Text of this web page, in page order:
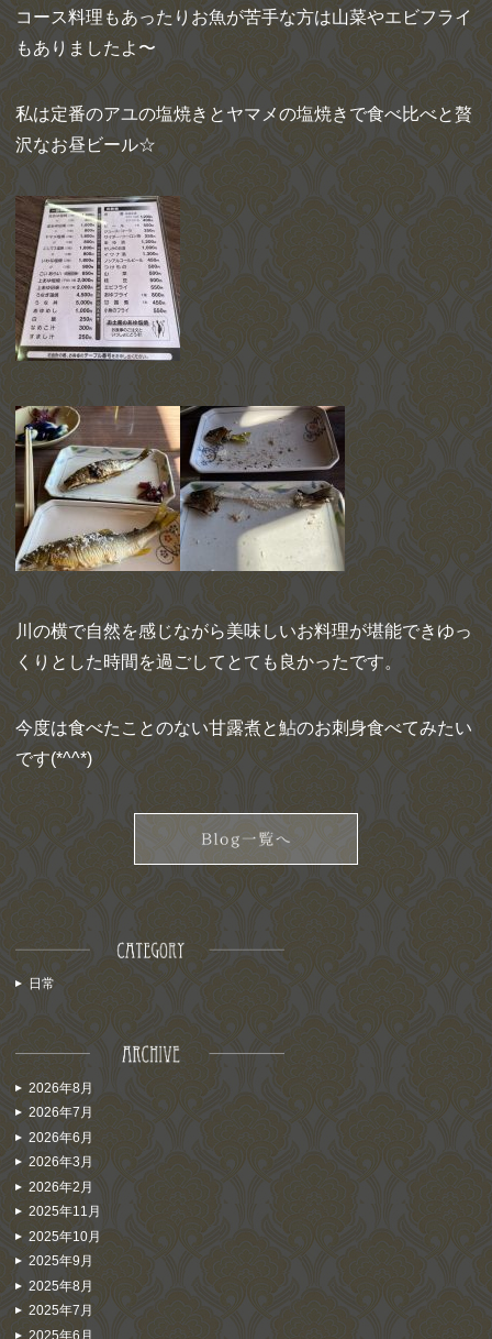
コース料理もあったりお魚が苦手な方は山菜やエビフライ
もありましたよ〜
私は定番のアユの塩焼きとヤマメの塩焼きで食べ比べと贅
沢なお昼ビール☆
川の横で自然を感じながら美味しいお料理が堪能できゆっ
くりとした時間を過ごしてとても良かったです。
今度は食べたことのない甘露煮と鮎のお刺身食べてみたい
です(*^^*)
日常
2026年8月
2026年7月
2026年6月
2026年3月
2026年2月
2025年11月
2025年10月
2025年9月
2025年8月
2025年7月
2025年6月